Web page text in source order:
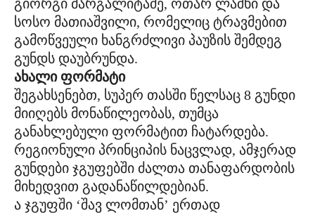
გიორგი მარგალიტაძე, ოთარ ლაშხი და
სოსო მათიაშვილი, რომელიც ტრავმებით
გამოწვეული ხანგრძლივი პაუზის შემდეგ
გუნდს დაუბრუნდა.
ახალი ფორმატი
შეგახსენებთ, სუპერ თასში წელსაც 8 გუნდი
მიიღებს მონაწილეობას, თუმცა
განახლებული ფორმატით ჩატარდება.
რეგიონული პრინციპის ნაცვლად, ამჯერად
გუნდები ჯგუფებში ძალთა თანაფარდობის
მიხედვით გადანაწილდებიან.
ა ჯგუფში ‘შავ ლომთან’ ერთად